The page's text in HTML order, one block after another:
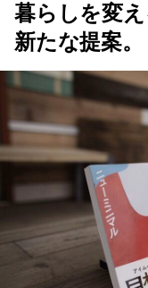
暮らしを変
新たな提案。